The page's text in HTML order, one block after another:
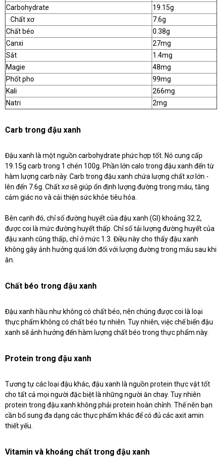
Carbohydrate
19.15g
Chất xơ
7.6g
Chất béo
0.38g
Canxi
27mg
Sắt
1.4mg
Magie
48mg
Phốt pho
99mg
Kali
266mg
Natri
2mg
Carb trong đậu xanh
Đậu xanh là một nguồn carbohydrate phức hợp tốt. Nó cung cấp
19.15g carb trong 1 chén 100g. Phần lớn calo trong đậu xanh đến từ
hàm lượng carb này. Carb trong đậu xanh chứa lượng chất xơ lớn -
lên đến 7.6g. Chất xơ sẽ giúp ổn định lượng đường trong máu, tăng
cảm giác no và cải thiện sức khỏe tiêu hóa.
Bên cạnh đó, chỉ số đường huyết của đậu xanh (GI) khoảng 32.2,
được coi là mức đường huyết thấp. Chỉ số tải lượng đường huyết của
đậu xanh cũng thấp, chỉ ở mức 1.3. Điều này cho thấy đậu xanh
không gây ảnh hưởng quá lớn đối với lượng đường trong máu sau khi
ăn.
Chất béo trong đậu xanh
Đậu xanh hầu như không có chất béo, nên chúng được coi là loại
thực phẩm không có chất béo tự nhiên. Tuy nhiên, việc chế biến đậu
xanh sẽ ảnh hưởng đến hàm lượng chất béo trong thực phẩm này.
Protein trong đậu xanh
Tương tự các loại đậu khác, đậu xanh là nguồn protein thực vật tốt
cho tất cả mọi người đặc biệt là những người ăn chay. Tuy nhiên
protein trong đậu xanh không phải protein hoàn chỉnh. Thế nên bạn
cần bổ sung đa dạng các thực phẩm khác để có đủ các axit amin
thiết yếu.
Vitamin và khoáng chất trong đậu xanh